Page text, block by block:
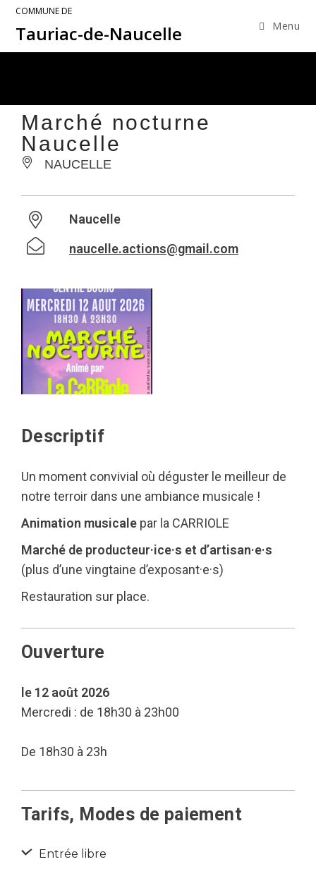
COMMUNE DE
Tauriac-de-Naucelle Menu
Marché nocturne
Naucelle
NAUCELLE
Naucelle
naucelle.actions@gmail.com
Descriptif
Un moment convivial où déguster le meilleur de
notre terroir dans une ambiance musicale !
Animation musicale par la CARRIOLE
Marché de producteur·ice·s et d’artisan·e·s
(plus d’une vingtaine d’exposant·e·s)
Restauration sur place.
Ouverture
le 12 août 2026
Mercredi : de 18h30 à 23h00
De 18h30 à 23h
Tarifs, Modes de paiement
Entrée libre